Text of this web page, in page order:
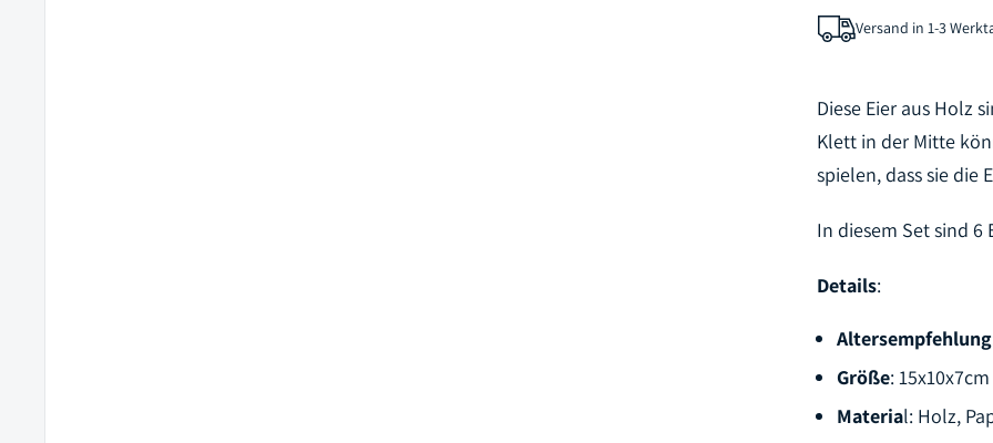
Versand in 1-3
Diese Eier aus Holz
Klett in der Mitte
spielen, dass sie die
In diesem Set sind
Details:
Altersempfehlung
Größe: 15x10x7cm
Material: Holz,